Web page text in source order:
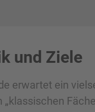
und Ziele
erwartet ein